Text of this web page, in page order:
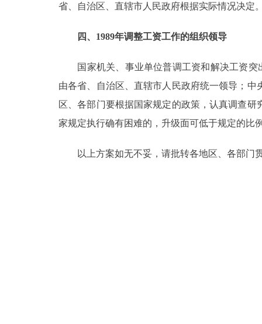
省、自治区、直辖市人民政府根据实际情况决定
四、1989年调整工资工作的组织领导
国家机关、事业单位普调工资和解决工资突
由各省、自治区、直辖市人民政府统一领导；
区、各部门要根据国家规定的政策，认真调查
家规定执行确有困难的，升级面可低于规定的比
以上方案如无不妥，请批转各地区、各部门